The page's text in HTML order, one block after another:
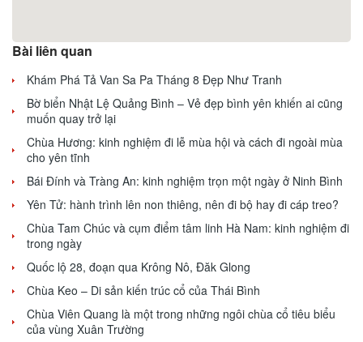
Bài liên quan
Khám Phá Tả Van Sa Pa Tháng 8 Đẹp Như Tranh
Bờ biển Nhật Lệ Quảng Bình – Vẻ đẹp bình yên khiến ai cũng
muốn quay trở lại
Chùa Hương: kinh nghiệm đi lễ mùa hội và cách đi ngoài mùa
cho yên tĩnh
Bái Đính và Tràng An: kinh nghiệm trọn một ngày ở Ninh Bình
Yên Tử: hành trình lên non thiêng, nên đi bộ hay đi cáp treo?
Chùa Tam Chúc và cụm điểm tâm linh Hà Nam: kinh nghiệm đi
trong ngày
Quốc lộ 28, đoạn qua Krông Nô, Đăk Glong
Chùa Keo – Di sản kiến trúc cổ của Thái Bình
Chùa Viên Quang là một trong những ngôi chùa cổ tiêu biểu
của vùng Xuân Trường